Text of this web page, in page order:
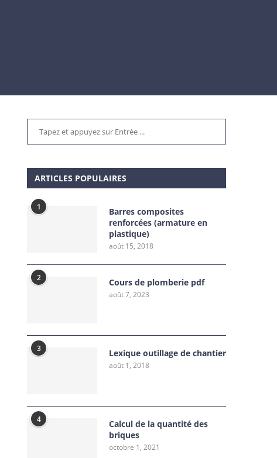
ARTICLES POPULAIRES
1
Barres composites
renforcées (armature en
plastique)
août 15, 2018
2 Cours de plomberie pdf
août 7, 2023
3 Lexique outillage de chantier
août 1, 2018
4
Calcul de la quantité des
briques
octobre 1, 2021